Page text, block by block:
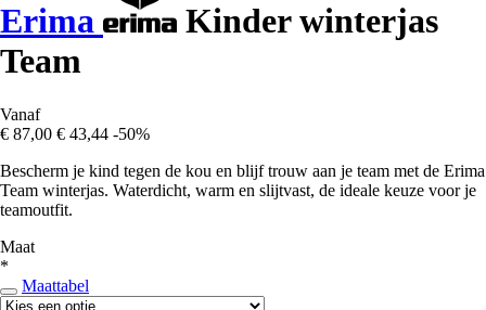
Erima
Kinder winterjas
Team
Vanaf
€ 87,00 € 43,44 -50%
Bescherm je kind tegen de kou en blijf trouw aan je team met de Erima
Team winterjas. Waterdicht, warm en slijtvast, de ideale keuze voor je
teamoutfit.
Maat
*
Maattabel